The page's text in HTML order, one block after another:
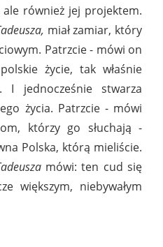
również jej projektem.
miał zamiar, który
Patrzcie - mówi on
życie, tak właśnie
I jednocześnie stwarza
życia. Patrzcie - mówi
którzy go słuchają -
Polska, którą mieliście.
mówi: ten cud się
większym, niebywałym